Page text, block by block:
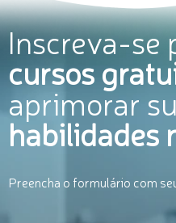
Inscreva-se
cursos
aprimorar
habilidades
Preencha o formulário com